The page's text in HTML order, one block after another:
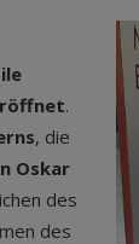
.
, die
Oskar
des
des